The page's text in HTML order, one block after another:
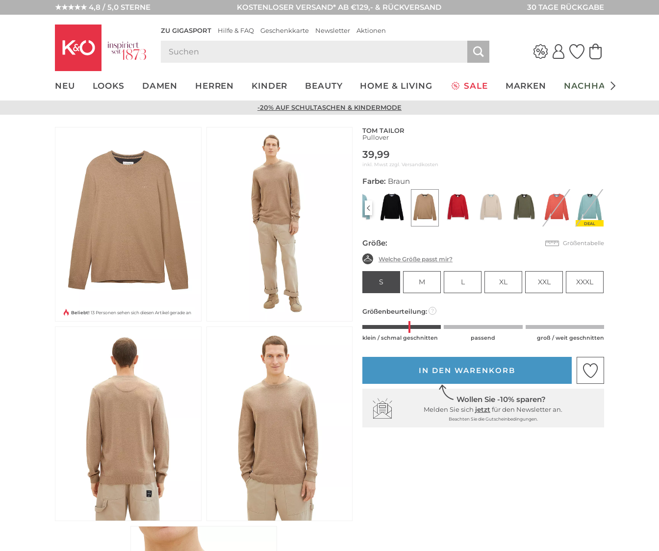
★★★★★ 4,8 / 5,0 STERNE KOSTENLOSER VERSAND* AB €129,- & RÜCKVERSAND 30 TAGE RÜCKGABE
ZU GIGASPORT Hilfe & FAQ Geschenkkarte Newsletter Aktionen
NEU LOOKS DAMEN HERREN KINDER BEAUTY HOME & LIVING SALE MARKEN NACHHALTIGKEIT
NEW IN
WEDDING
-20% AUF SCHULTASCHEN & KINDERMODE
Beliebt! 13 Personen sehen sich diesen Artikel gerade an
TOM TAILOR
Pullover
39,99
inkl. Mwst zzgl. Versandkosten
Farbe: Braun
DEAL
Größe: Größentabelle
Welche Größe passt mir?
S M L XL XXL XXXL
Größenbeurteilung: ?
klein / schmal geschnitten passend groß / weit geschnitten
IN DEN WARENKORB
Wollen Sie -10% sparen?
Melden Sie sich jetzt für den Newsletter an.
Beachten Sie die Gutscheinbedingungen.